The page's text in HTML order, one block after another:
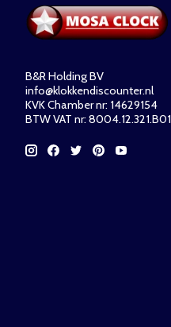
B&R Holding BV
info@klokkendiscounter.nl
KVK Chamber nr: 14629154
BTW VAT nr: 8004.12.321.B01